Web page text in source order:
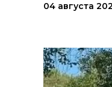
04 августа